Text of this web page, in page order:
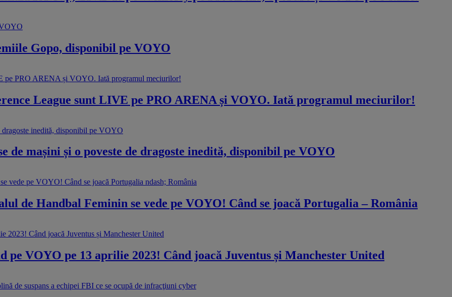
Gopo, disponibil pe VOYO
League sunt LIVE pe PRO ARENA și VOYO. Iată programul meciurilor!
mașini și o poveste de dragoste inedită, disponibil pe VOYO
de Handbal Feminin se vede pe VOYO! Când se joacă Portugalia – România
pe VOYO pe 13 aprilie 2023! Când joacă Juventus și Manchester United